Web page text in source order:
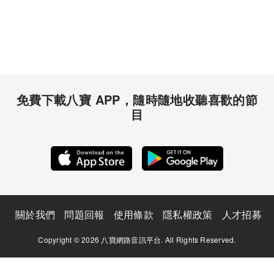
免費下載八寶 APP，隨時隨地收聽喜歡的節
目
關於我們 問題回報 使用條款 隱私權政策 人才招募
Copyright © 2026 八寶網路音訊平台. All Rights Reserved.